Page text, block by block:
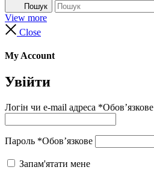
Пошук
View more
Close
My Account
Увійти
Логін чи e-mail адреса *Обов’язкове
Пароль *Обов’язкове
Запам'ятати мене